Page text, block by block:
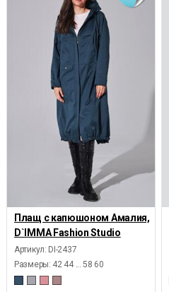
Плащ с капюшоном Амалия,
D`IMMA Fashion Studio
Артикул: DI-2437
Размеры: 42 44 ... 58 60